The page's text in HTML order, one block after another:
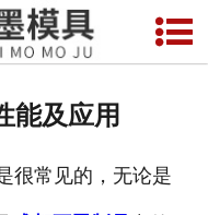
网站首页
能及应用
很常见的，无论是